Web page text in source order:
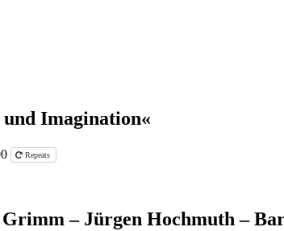
Imagination«
Repeats
– Jürgen Hochmuth –